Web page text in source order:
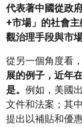
代表著中國從政
+市場」的社會
觀治理手段與市
從另一個角度看，
展的例子，近年
是。 例如，美國
文件和法案；其
提出以補貼和優